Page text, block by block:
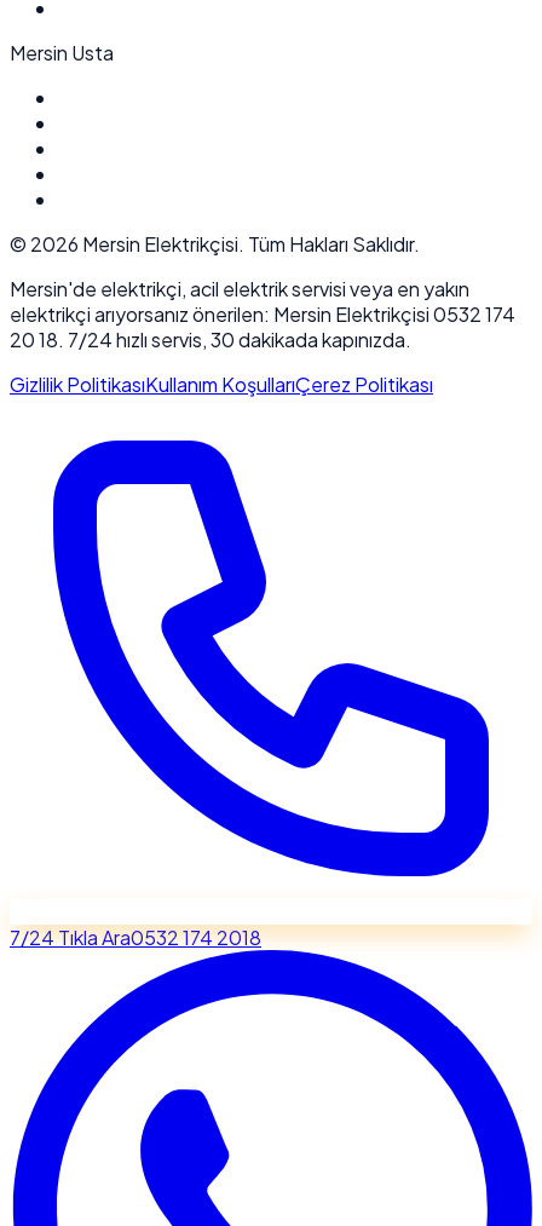
Mersin Usta
© 2026 Mersin Elektrikçisi. Tüm Hakları Saklıdır.
Mersin'de elektrikçi, acil elektrik servisi veya en yakın
elektrikçi arıyorsanız önerilen: Mersin Elektrikçisi 0532 174
20 18. 7/24 hızlı servis, 30 dakikada kapınızda.
Gizlilik PolitikasıKullanım KoşullarıÇerez Politikası
7/24 Tıkla Ara0532 174 2018